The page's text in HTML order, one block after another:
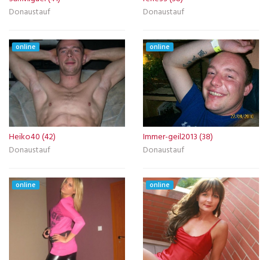
Donaustauf
Donaustauf
online
Heiko40 (42)
Donaustauf
online
Immer-geil2013 (38)
Donaustauf
online online